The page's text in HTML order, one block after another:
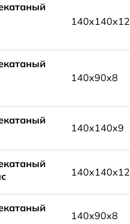
140x140x12
140x90x8
140x140x9
140x140x12
140x90x8